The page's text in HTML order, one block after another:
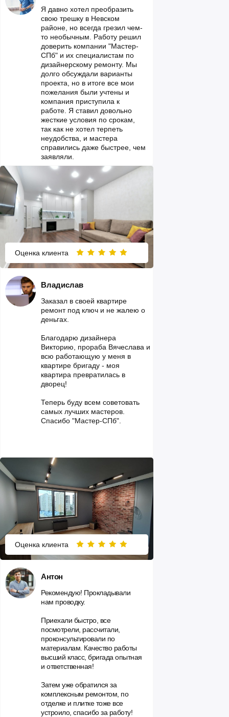
Я давно хотел преобразить
свою трешку в Невском
районе, но всегда грезил чем-
то необычным. Работу решил
доверить компании "Мастер-
СПб" и их специалистам по
дизайнерскому ремонту. Мы
долго обсуждали варианты
проекта, но в итоге все мои
пожелания были учтены и
компания приступила к
работе. Я ставил довольно
жесткие условия по срокам,
так как не хотел терпеть
неудобства, и мастера
справились даже быстрее, чем
заявляли.
Оценка клиента
Заказал в своей квартире
ремонт под ключ и не жалею о
деньгах.
Благодарю дизайнера
Викторию, прораба Вячеслава и
всю работающую у меня в
квартире бригаду - моя
квартира превратилась в
дворец!
Теперь буду всем советовать
самых лучших мастеров.
Спасибо "Мастер-СПб".
Владислав
Оценка клиента
Рекомендую! Прокладывали
нам проводку.
Приехали быстро, все
посмотрели, рассчитали,
проконсультировали по
материалам. Качество работы
высший класс, бригада опытная
и ответственная!
Затем уже обратился за
комплексным ремонтом, по
отделке и плитке тоже все
устроило, спасибо за работу!
Антон